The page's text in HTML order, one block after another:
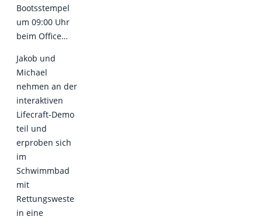
Bootsstempel
um 09:00 Uhr
beim Office…
Jakob und
Michael
nehmen an der
interaktiven
Lifecraft-Demo
teil und
erproben sich
im
Schwimmbad
mit
Rettungsweste
in eine